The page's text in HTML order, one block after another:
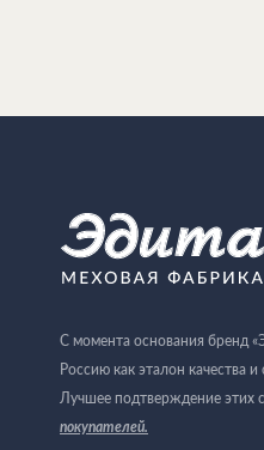
С момента основания бренд
Россию как эталон качества и
Лучшее подтверждение этих
покупателей.